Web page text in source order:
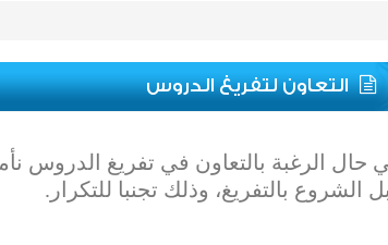
التعاون لتفريغ الدروس
حال الرغبة بالتعاون في تفريغ الدروس
الشروع بالتفريغ، وذلك تجنبا للتكرار.